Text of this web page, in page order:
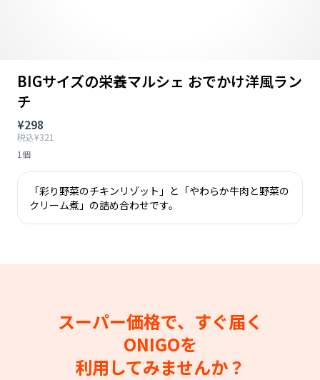
BIGサイズの栄養マルシェ おでかけ洋風ラン
チ
¥298
税込¥321
1個
「彩り野菜のチキンリゾット」と「やわらか牛肉と野菜の
クリーム煮」の詰め合わせです。
スーパー価格で、すぐ届く
ONIGOを
利用してみませんか？